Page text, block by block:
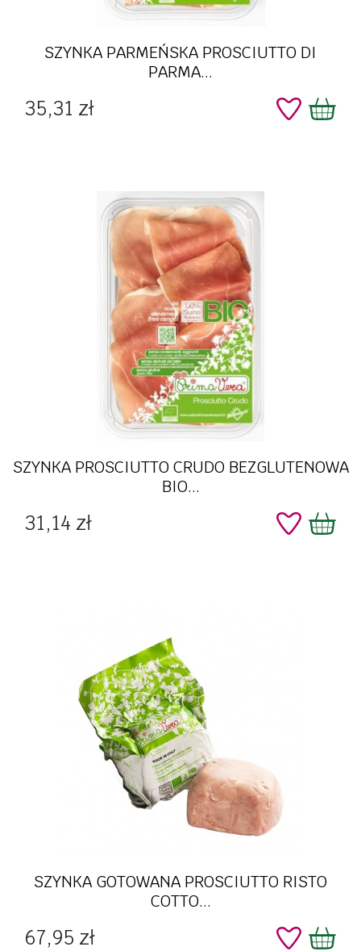
SZYNKA PARMEŃSKA PROSCIUTTO DI
PARMA...
Cena
35,31 zł
SZYNKA PROSCIUTTO CRUDO BEZGLUTENOWA
BIO...
Cena
31,14 zł
SZYNKA GOTOWANA PROSCIUTTO RISTO
COTTO...
Cena
67,95 zł